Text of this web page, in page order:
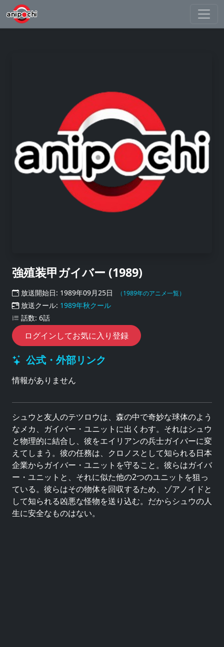
強殖装甲ガイバー (1989)
放送開始日: 1989年09月25日 （1989年のアニメ一覧）
放送クール: 1989年秋クール
話数: 6話
ログインしてお気に入り登録
公式・外部リンク
情報がありません
シュウと友人のテツロウは、森の中で奇妙な球体のよう
なメカ、ガイバー・ユニットに出くわす。それはシュウ
と物理的に結合し、彼をエイリアンの兵士ガイバーに変
えてしまう。彼の任務は、クロノスとして知られる日本
企業からガイバー・ユニットを守ること。彼らはガイバ
ー・ユニットと、それに似た他の2つのユニットを狙っ
ている。彼らはその物体を回収するため、ゾアノイドと
して知られる凶悪な怪物を送り込む。だからシュウの人
生に安全なものはない。